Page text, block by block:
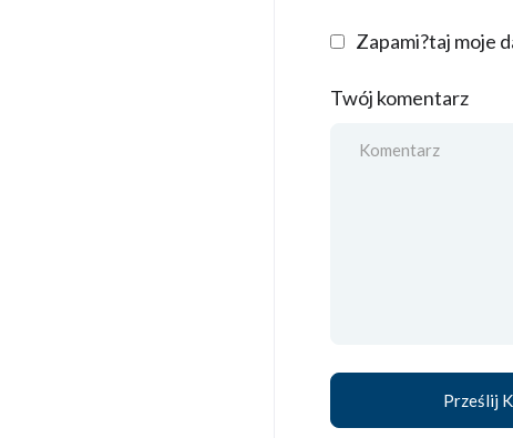
Zapami?taj moje
Twój komentarz